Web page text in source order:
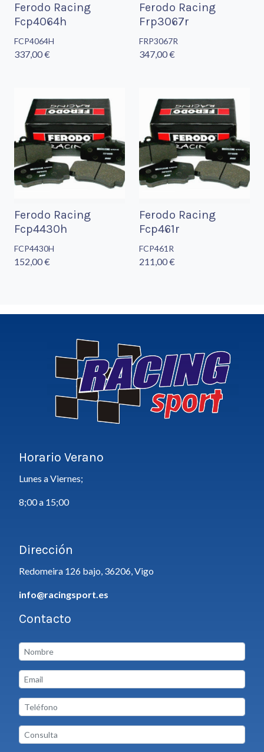
Ferodo Racing
Fcp4064h
FCP4064H
337,00 €
Ferodo Racing
Frp3067r
FRP3067R
347,00 €
Ferodo Racing
Fcp4430h
FCP4430H
152,00 €
Ferodo Racing
Fcp461r
FCP461R
211,00 €
Horario Verano
Lunes a Viernes;
8;00 a 15;00
Dirección
Redomeira 126 bajo, 36206, Vigo
info@racingsport.es
Contacto